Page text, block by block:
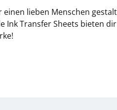
einen lieben Menschen
Ink Transfer Sheets bieten